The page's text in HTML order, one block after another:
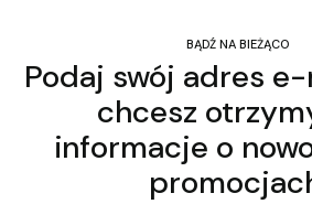
BĄDŹ NA BIEŻĄCO
Podaj swój adres
chcesz
informacje o